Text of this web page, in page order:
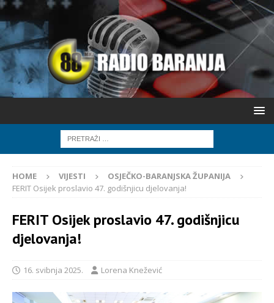
HOME VIJESTI
OSJEČKO-BARANJSKA ŽUPANIJA
FERIT Osijek proslavio 47. godišnjicu djelovanja!
FERIT Osijek proslavio 47. godišnjicu
djelovanja!
16. svibnja 2025. Lorena Knežević